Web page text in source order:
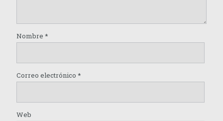
Nombre *
Correo electrónico *
Web